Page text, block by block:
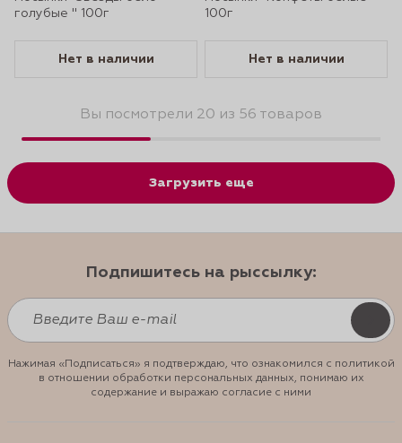
голубые " 100г
Нет в наличии
100г
Нет в наличии
Вы посмотрели 20 из 56 товаров
Загрузить еще
Подпишитесь на рыссылку:
Нажимая «Подписаться» я подтверждаю, что ознакомился с политикой
в отношении обработки персональных данных, понимаю их
содержание и выражаю согласие с ними